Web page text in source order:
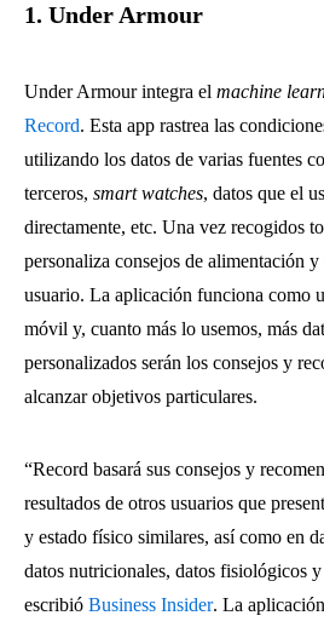
1. Under Armour
Under Armour integra el machine
Record. Esta app rastrea las
utilizando los datos de varias fuentes
terceros, smart watches, datos que el
directamente, etc. Una vez recogidos
personaliza consejos de alimentación
usuario. La aplicación funciona como
móvil y, cuanto más lo usemos, más
personalizados serán los consejos y
alcanzar objetivos particulares.
“Record basará sus consejos y
resultados de otros usuarios que
y estado físico similares, así como en
datos nutricionales, datos fisiológicos
escribió Business Insider. La